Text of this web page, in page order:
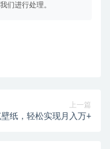
们进行处理。
上一篇
纸，轻松实现月入万+